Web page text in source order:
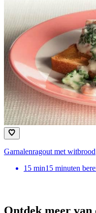
Garnalenragout met witbrood
15 min15 minuten